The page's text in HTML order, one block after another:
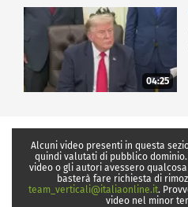
04:25
Alcuni video presenti in questa
quindi valutati di pubblico
video o gli autori avessero
basterà fare richiesta di
team_verticali@italiaonline.it.
video nel minor